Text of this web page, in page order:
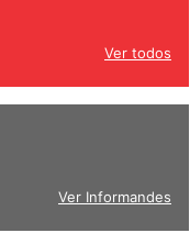
Ver todos
Ver Informandes